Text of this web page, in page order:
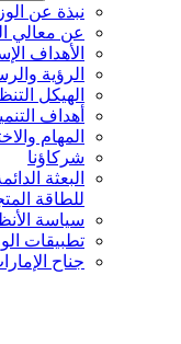
نبذة عن
عن معالي
الأهداف
الرؤية
الهيكل
أهداف
المهام
شركاؤنا
البعثة
للطاقة
سياسة
تطبيقات
جناح